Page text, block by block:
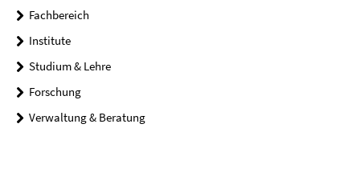
Fachbereich
Institute
Studium & Lehre
Forschung
Verwaltung & Beratung